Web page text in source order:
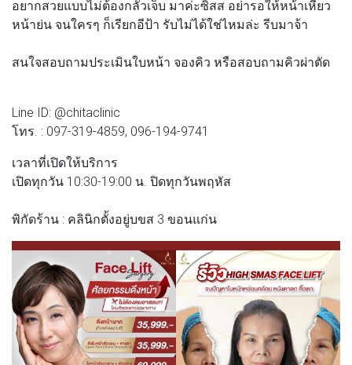
อยากสวยแบบไม่ต้องกลัวเจ็บ มาค่ะซิสส อย่ารอให้หน้าเหี่ยว
หน้าย่น จนใครๆ ก็เรียกอีป้า รับไม่ได้ใช่ไหมล่ะ รีบมาจ้า
สนใจสอบถามประเมินใบหน้า จองคิว หรือสอบถามคิวผ่าตัด
Line ID: @chitaclinic
โทร. : 097-319-4859, 096-194-9741
เวลาที่เปิดให้บริการ
เปิดทุกวัน 10:30-19:00 น. ปิดทุกวันพฤหัส
พิกัดร้าน : คลินิกตั้งอยู่บขส 3 ขอนแก่น